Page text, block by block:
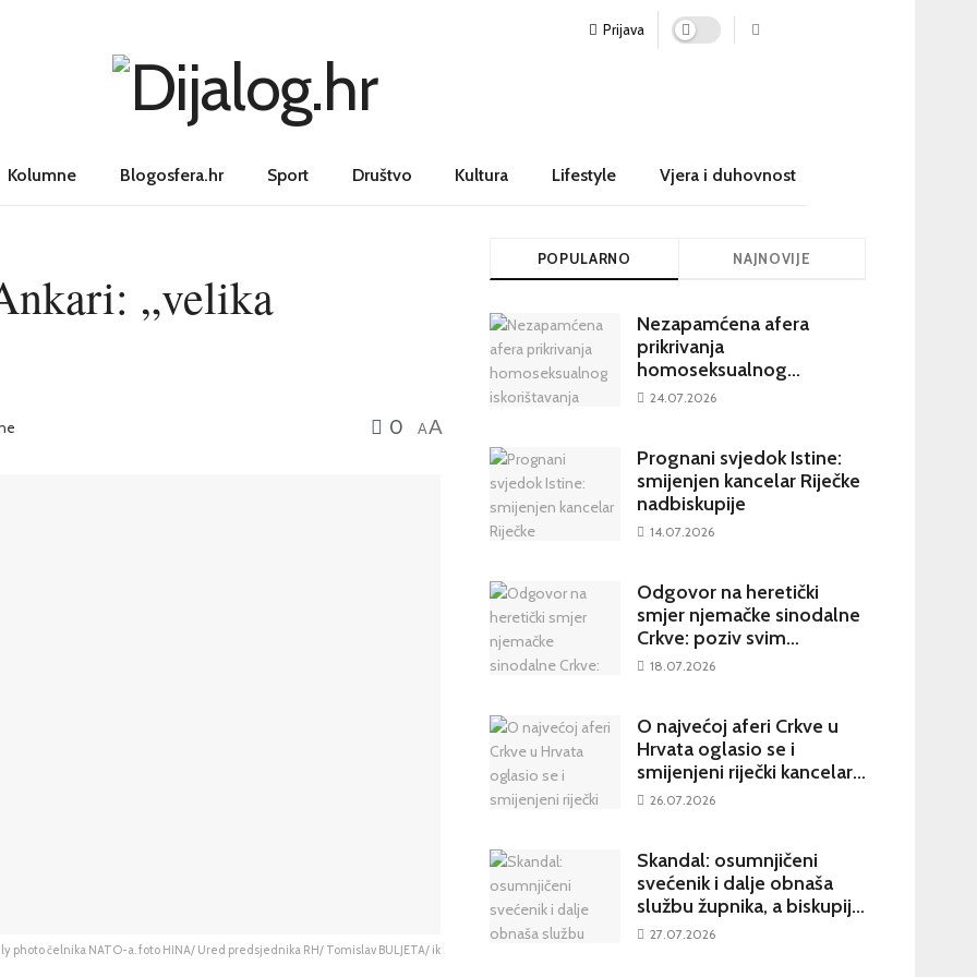
Prijava
Kolumne Blogosfera.hr Sport Društvo Kultura Lifestyle Vjera i duhovnost
„velika
0 AA
photo čelnika NATO-a. foto HINA/ Ured predsjednika RH/ Tomislav BULJETA/ ik
POPULARNO NAJNOVIJE
Nezapamćena afera
prikrivanja
homoseksualnog
iskorištavanja maloljetnika
Hrvatsku
24.07.2026
Prognani svjedok Istine:
smijenjen kancelar Riječke
nadbiskupije
14.07.2026
Odgovor na heretički
smjer njemačke sinodalne
Crkve: poziv svim
katolicima na potpisivanje
18.07.2026
O najvećoj aferi Crkve u
Hrvata oglasio se i
smijenjeni riječki kancelar:
kultura šutnje stvara nove
26.07.2026
Skandal: osumnjičeni
svećenik i dalje obnaša
službu župnika, a biskupija
priopćila da je sve
27.07.2026